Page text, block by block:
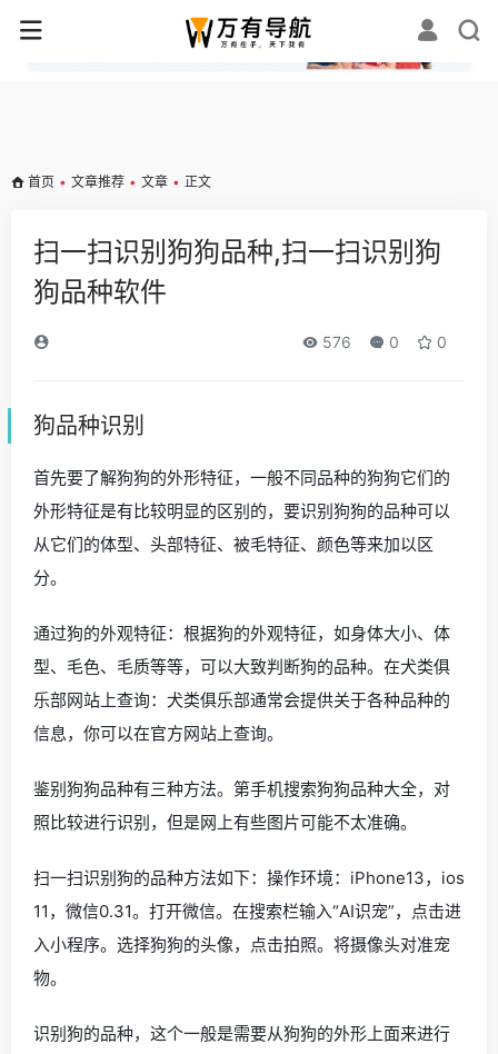
✕
首页 • 文章推荐 • 文章 • 正文
扫一扫识别狗狗品种,扫一扫识别狗
狗品种软件
576 0 0
狗品种识别
首先要了解狗狗的外形特征，一般不同品种的狗狗它们的
外形特征是有比较明显的区别的，要识别狗狗的品种可以
从它们的体型、头部特征、被毛特征、颜色等来加以区
分。
通过狗的外观特征：根据狗的外观特征，如身体大小、体
型、毛色、毛质等等，可以大致判断狗的品种。在犬类俱
乐部网站上查询：犬类俱乐部通常会提供关于各种品种的
信息，你可以在官方网站上查询。
鉴别狗狗品种有三种方法。第手机搜索狗狗品种大全，对
照比较进行识别，但是网上有些图片可能不太准确。
扫一扫识别狗的品种方法如下：操作环境：iPhone13，ios
11，微信0.31。打开微信。在搜索栏输入“AI识宠”，点击进
入小程序。选择狗狗的头像，点击拍照。将摄像头对准宠
物。
识别狗的品种，这个一般是需要从狗狗的外形上面来进行